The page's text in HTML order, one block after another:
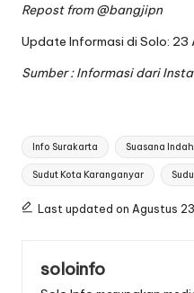
Repost from@bangjipn
Update Informasi di Solo: 23
Sumber : Informasi dari
Tags:
Info Surakarta Suasana
Sudut Kota Karanganyar
Last updated on Agustus
soloinfo